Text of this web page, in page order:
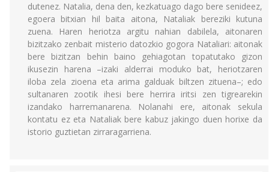
dutenez. Natalia, dena den, kezkatuago dago bere senideez,
egoera bitxian hil baita aitona, Nataliak bereziki kutuna
zuena. Haren heriotza argitu nahian dabilela, aitonaren
bizitzako zenbait misterio datozkio gogora Nataliari: aitonak
bere bizitzan behin baino gehiagotan topatutako gizon
ikusezin harena –izaki alderrai moduko bat, heriotzaren
iloba zela zioena eta arima galduak biltzen zituena–; edo
sultanaren zootik ihesi bere herrira iritsi zen tigrearekin
izandako harremanarena. Nolanahi ere, aitonak sekula
kontatu ez eta Nataliak bere kabuz jakingo duen horixe da
istorio guztietan zirraragarriena.